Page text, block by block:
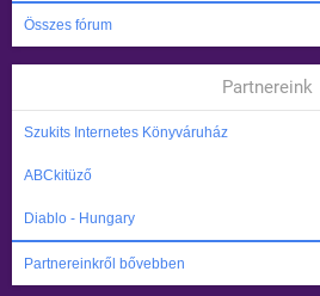
Összes fórum
Partnereink
Szukits Internetes Könyváruház
ABCkitüző
Diablo - Hungary
Partnereinkről bővebben